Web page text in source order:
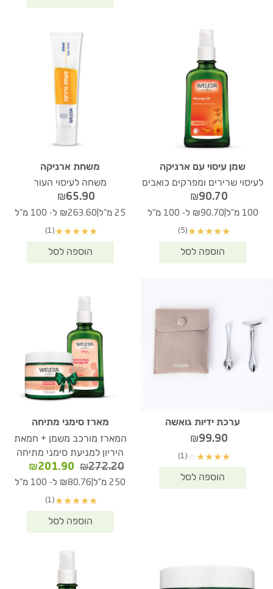
שמן עיסוי עם ארניקה
לעיסוי שרירים ומפרקים כואבים
₪90.70
100 מ"ל ₪90.70 ל- 100 מ"ל
★
★
★
★
★
(5)
משחת ארניקה
משחה לעיסוי העור
₪65.90
25 מ"ל ₪263.60 ל- 100 מ"ל
★
★
★
★
★
(1)
ערכת ידיות גואשה
₪99.90
★
★
★
★
☆
(1)
מארז סימני מתיחה
המארז מורכב משמן + חמאת
היריון למניעת סימני מתיחה
₪272.20
המחיר
המקורי
₪272.20.
₪201.90
הנוכחי
250 מ"ל ₪80.76 ל- 100 מ"ל
★
★
★
★
★
(1)